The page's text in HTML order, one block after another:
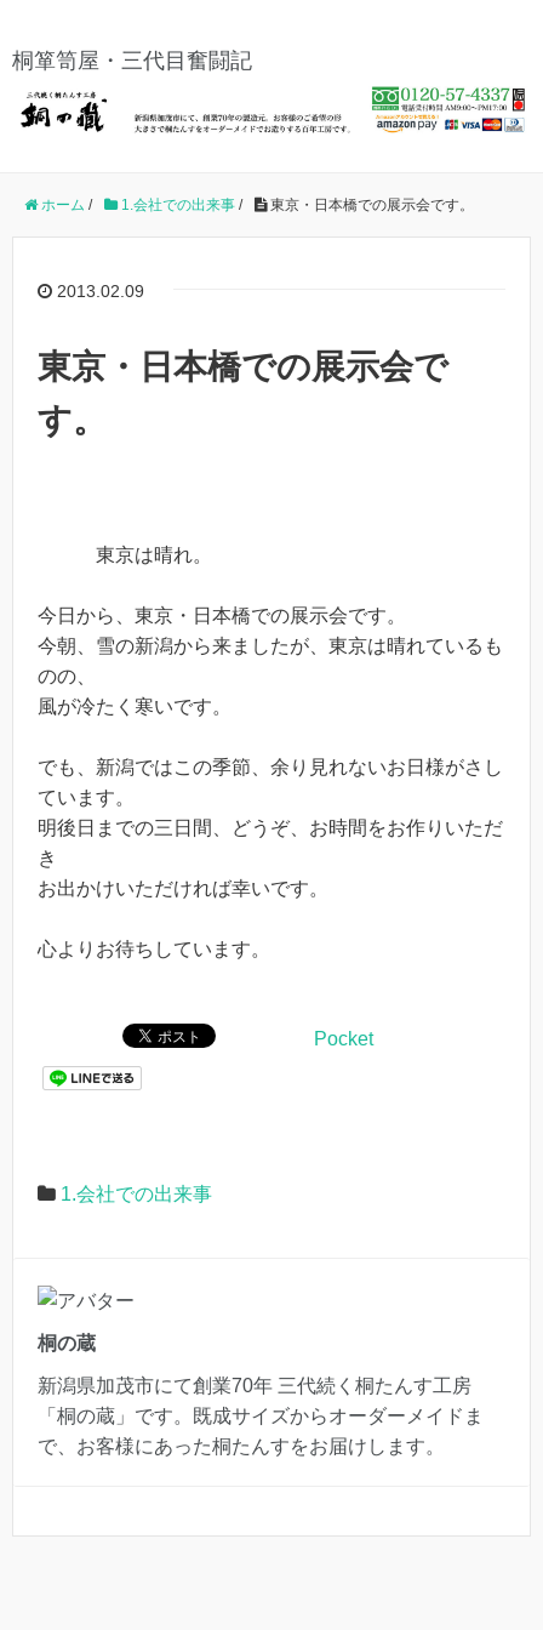
桐箪笥屋・三代目奮闘記
ホーム / 1.会社での出来事 / 東京・日本橋での展示会です。
2013.02.09
東京・日本橋での展示会で
す。
東京は晴れ。
今日から、東京・日本橋での展示会です。
今朝、雪の新潟から来ましたが、東京は晴れているも
のの、
風が冷たく寒いです。
でも、新潟ではこの季節、余り見れないお日様がさし
ています。
明後日までの三日間、どうぞ、お時間をお作りいただ
き
お出かけいただければ幸いです。
心よりお待ちしています。
Pocket
1.会社での出来事
桐の蔵
新潟県加茂市にて創業70年 三代続く桐たんす工房
「桐の蔵」です。既成サイズからオーダーメイドま
で、お客様にあった桐たんすをお届けします。